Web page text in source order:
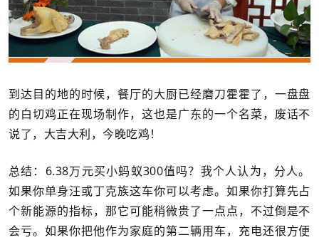
到达目的地的时候，餐厅的大厨已经磨刀霍霍了，一盘盘
的白切鸡正在现场制作，这也是广东的一个名菜，废话不
说了，大吉大利，今晚吃鸡！
总结：6.38万元买小蚂蚁300值吗？我个人认为，分人。
如果你单身汪或丁克族这车你可以考虑。如果你打算先占
个新能源的指标，那它可能稍微贵了一点点，不过倒是不
会亏。如果你把他作为家庭的第二辆用车，充电还很方便